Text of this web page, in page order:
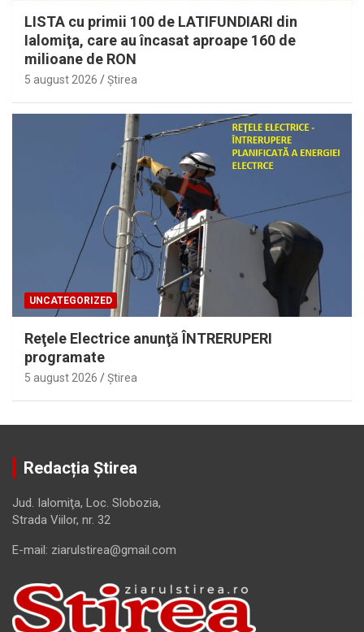
LISTA cu primii 100 de LATIFUNDIARI din
Ialomiţa, care au încasat aproape 160 de
milioane de RON
5 august 2026 Ştirea
UNCATEGORIZED
Reţele Electrice anunţă ÎNTRERUPERI
programate
5 august 2026 Ştirea
Redacția Știrea
Jud. Ialomiţa, Loc. Slobozia,
Strada Viilor, nr. 32
E-mail: ziarulstirea@gmail.com